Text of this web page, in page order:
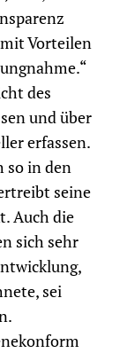
Vorteilen
des
und über
erfassen.
so in den
seine
Auch die
sich sehr
sei